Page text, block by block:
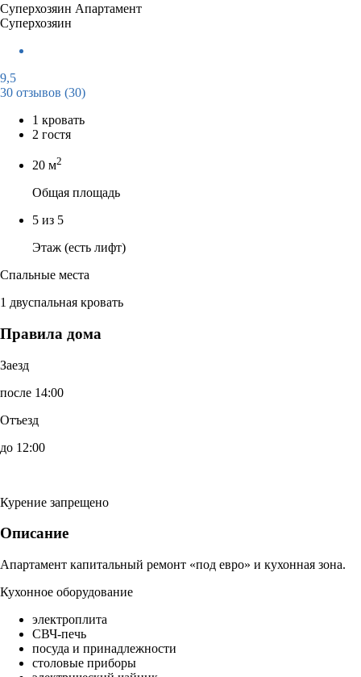
Суперхозяин Апартамент
Суперхозяин
9,5
30 отзывов (30)
1 кровать
2 гостя
20 м2
Общая площадь
5 из 5
Этаж (есть лифт)
Спальные места
1 двуспальная кровать
Правила дома
Заезд
после 14:00
Отъезд
до 12:00
Курение запрещено
Описание
Апартамент капитальный ремонт «под евро» и кухонная зона.
Кухонное оборудование
электроплита
СВЧ-печь
посуда и принадлежности
столовые приборы